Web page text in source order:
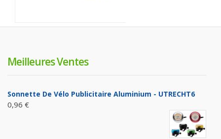
Meilleures Ventes
Sonnette De Vélo Publicitaire Aluminium - UTRECHT6
0,96 €